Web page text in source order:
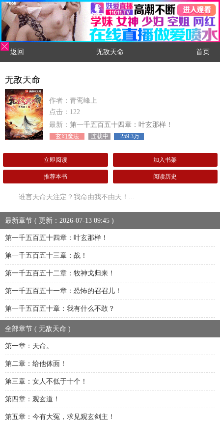
返回 无敌天命 首页
无敌天命
作者：青鸾峰上
点击：122
最新： 第一千五百五十四章：叶玄那样！
玄幻魔法 连载中 259.3万
立即阅读 加入书架
推荐本书 阅读历史
谁言天命天注定？我命由我不由天！...
最新章节 ( 更新：2026-07-13 09:45 )
第一千五百五十四章：叶玄那样！
第一千五百五十三章：战！
第一千五百五十二章：牧神戈归来！
第一千五百五十一章：恐怖的召召儿！
第一千五百五十章：我有什么不敢？
全部章节 ( 无敌天命 )
第一章：天命。
第二章：给他体面！
第三章：女人不低于十个！
第四章：观玄道！
第五章：今有大冤，求见观玄剑主！